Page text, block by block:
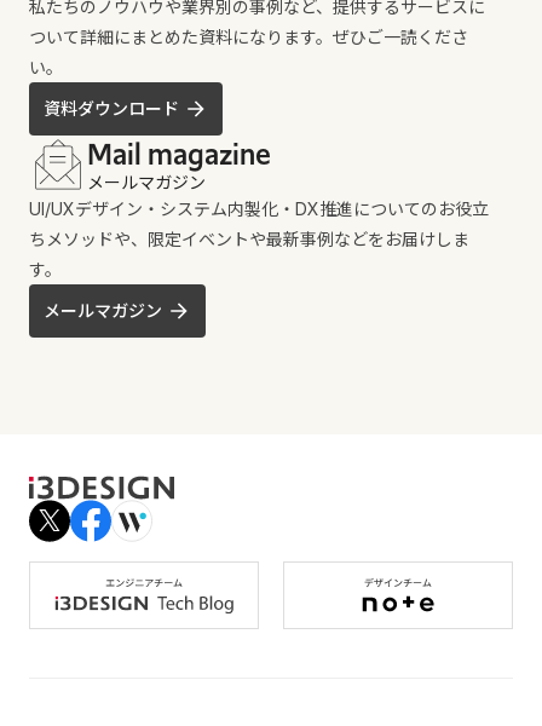
私たちのノウハウや業界別の事例など、提供するサービスに
ついて詳細にまとめた資料になります。ぜひご一読くださ
い。
資料ダウンロード
Mail magazine
メールマガジン
UI/UXデザイン・システム内製化・DX推進についてのお役立
ちメソッドや、限定イベントや最新事例などをお届けしま
す。
メールマガジン